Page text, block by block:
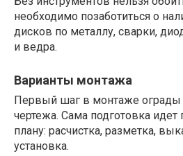
необходимо позаботиться о
дисков по металлу, сварки,
и ведра.
Варианты монтажа
Первый шаг в монтаже ограды
чертежа. Сама подготовка идет
плану: расчистка, разметка,
установка.